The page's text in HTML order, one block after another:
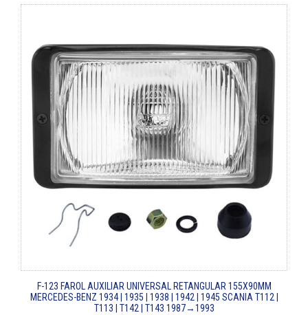
F-123 FAROL AUXILIAR UNIVERSAL RETANGULAR 155X90MM
MERCEDES-BENZ 1934 | 1935 | 1938 | 1942 | 1945 SCANIA T112 |
T113 | T142 | T143 1987→1993